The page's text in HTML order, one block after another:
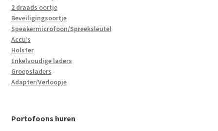
2 draads oortje
Beveiligingsoortje
Speakermicrofoon/Spreeksleutel
Accu’s
Holster
Enkelvoudige laders
Groepsladers
Adapter/Verloopje
Portofoons huren